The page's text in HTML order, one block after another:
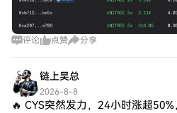
评论 点赞 分享
链上吴总
2026-8-8
🔥 CYS突然发力，24小时涨超50%